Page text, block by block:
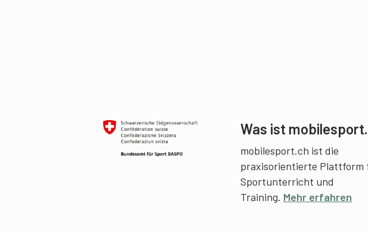
Was ist
mobilesport.ch ist die
praxisorientierte Plattform
Sportunterricht und
Training. Mehr erfahren